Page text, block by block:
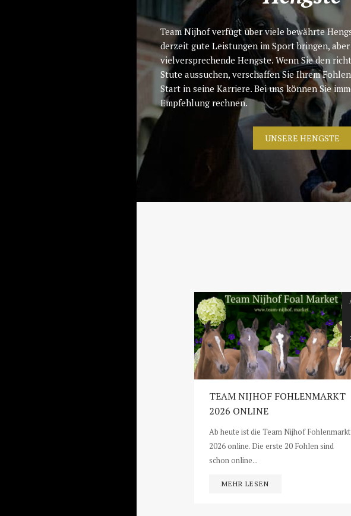
Team Nijhof verfügt über viele bewährte
derzeit gute Leistungen im Sport bringen,
vielversprechende Hengste. Wenn Sie den
Stute aussuchen, verschaffen Sie Ihrem
Start in seine Karriere. Bei uns können Sie
Empfehlung rechnen.
UNSERE HENGSTE
TEAM NIJHOF FOHLENMARKT
2026 ONLINE
Ab heute ist die Team Nijhof Fohlenmarkt
2026 online. Die erste 20 Fohlen sind
schon online...
MEHR LESEN